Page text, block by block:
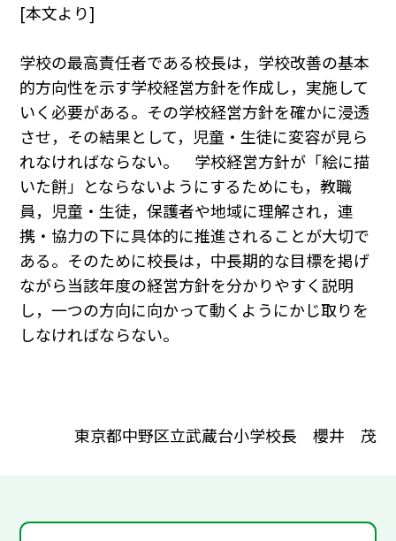
[本文より]
学校の最高責任者である校長は，学校改善の基本
的方向性を示す学校経営方針を作成し，実施して
いく必要がある。その学校経営方針を確かに浸透
させ，その結果として，児童・生徒に変容が見ら
れなければならない。 学校経営方針が「絵に描
いた餅」とならないようにするためにも，教職
員，児童・生徒，保護者や地域に理解され，連
携・協力の下に具体的に推進されることが大切で
ある。そのために校長は，中長期的な目標を掲げ
ながら当該年度の経営方針を分かりやすく説明
し，一つの方向に向かって動くようにかじ取りを
しなければならない。
東京都中野区立武蔵台小学校長 櫻井 茂